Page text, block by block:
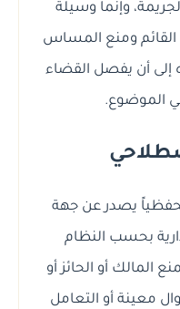
وإنما وسيلة
ومنع المساس
إلى أن يفصل القضاء
الموضوع.
يصدر عن جهة
بحسب النظام
المالك أو الحائز أو
معينة أو التعامل